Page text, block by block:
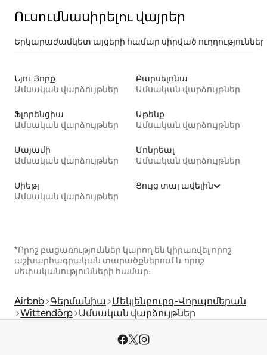
Ուսումնասիրելու վայրեր
Երկարաժամկետ այցերի համար սիրված ուղղություններ
Նյու Յորք
Ամսական վարձույթներ
Բարսելոնա
Ամսական վարձույթներ
Ֆլորենցիա
Ամսական վարձույթներ
Աթենք
Ամսական վարձույթներ
Մայամի
Ամսական վարձույթներ
Մոնրեալ
Ամսական վարձույթներ
Սիեթլ
Ամսական վարձույթներ
Ցույց տալ ավելին
*Որոշ բացառություններ կարող են կիրառվել որոշ
աշխարհագրական տարածքներում և որոշ
սեփականությունների համար։
Airbnb Գերմանիա Մեկլենբուրգ-Վորպոմերան
Wittendörp Ամսական վարձույթներ